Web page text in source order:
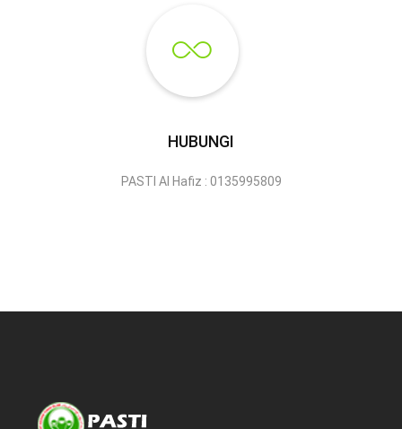
HUBUNGI
PASTI Al Hafiz : 0135995809